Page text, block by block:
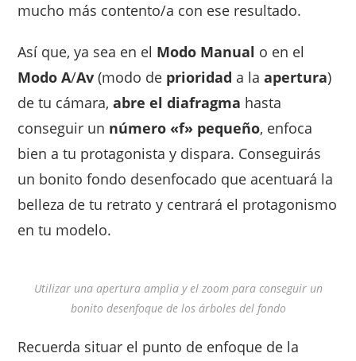
mucho más contento/a con ese resultado.
Así que, ya sea en el Modo Manual o en el
Modo A/Av (modo de prioridad a laapertura)
de tu cámara,abre el diafragma hasta
conseguir un número «f» pequeño, enfoca
bien a tu protagonista y dispara. Conseguirás
un bonito fondo desenfocado que acentuará la
belleza de tu retrato y centrará el protagonismo
en tu modelo.
Utilizar una apertura amplia y el zoom para conseguir un
bonito desenfoque de los árboles del fondo
Recuerda situar el punto de enfoque de la